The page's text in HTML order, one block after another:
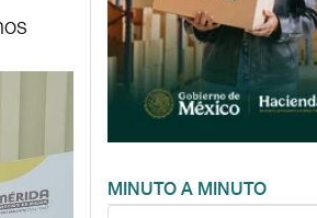
MINUTO A MINUTO